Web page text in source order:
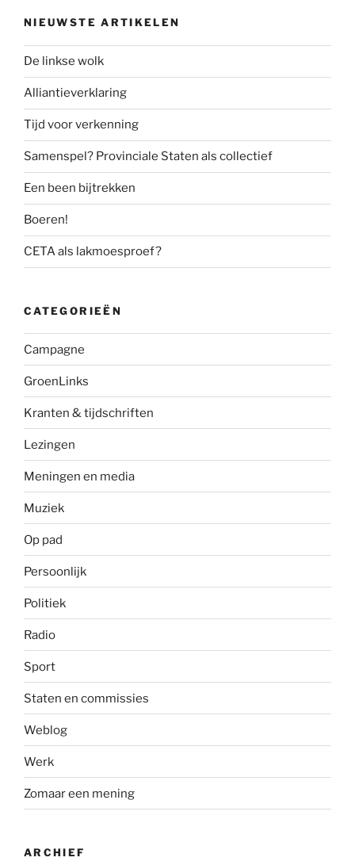
NIEUWSTE ARTIKELEN
De linkse wolk
Alliantieverklaring
Tijd voor verkenning
Samenspel? Provinciale Staten als collectief
Een been bijtrekken
Boeren!
CETA als lakmoesproef?
CATEGORIEËN
Campagne
GroenLinks
Kranten & tijdschriften
Lezingen
Meningen en media
Muziek
Op pad
Persoonlijk
Politiek
Radio
Sport
Staten en commissies
Weblog
Werk
Zomaar een mening
ARCHIEF